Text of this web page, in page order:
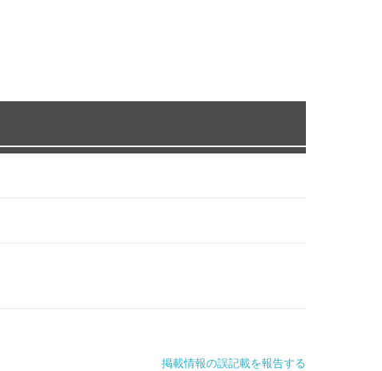
掲載情報の誤記載を報告する